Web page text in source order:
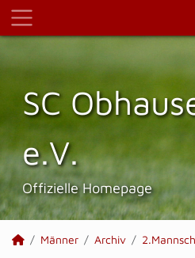
SC
e.V.
Offizielle Homepage
Männer Archiv